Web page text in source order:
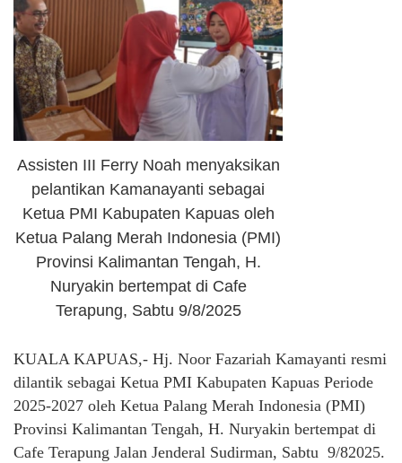
Assisten III Ferry Noah menyaksikan
pelantikan Kamanayanti sebagai
Ketua PMI Kabupaten Kapuas oleh
Ketua Palang Merah Indonesia (PMI)
Provinsi Kalimantan Tengah, H.
Nuryakin bertempat di Cafe
Terapung, Sabtu 9/8/2025
KUALA KAPUAS,- Hj. Noor Fazariah Kamayanti resmi
dilantik sebagai Ketua PMI Kabupaten Kapuas Periode
2025-2027 oleh Ketua Palang Merah Indonesia (PMI)
Provinsi Kalimantan Tengah, H. Nuryakin bertempat di
Cafe Terapung Jalan Jenderal Sudirman, Sabtu 9/82025.